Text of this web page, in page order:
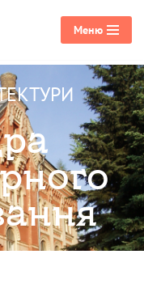
Меню